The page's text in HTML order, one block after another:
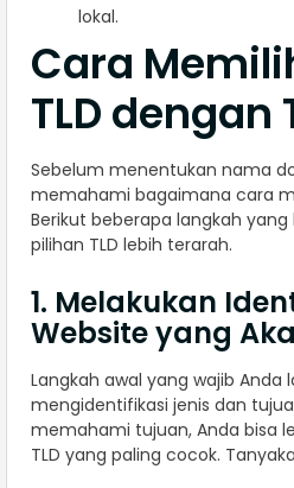
lokal.
Cara
TLD dengan
Sebelum menentukan nama
memahami bagaimana cara
Berikut beberapa langkah
pilihan TLD lebih terarah.
1. Melakukan
Website yang
Langkah awal yang wajib Anda
mengidentifikasi jenis dan
memahami tujuan, Anda bisa
TLD yang paling cocok.